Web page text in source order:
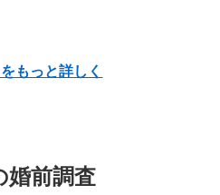
もっと詳しく
婚前調査